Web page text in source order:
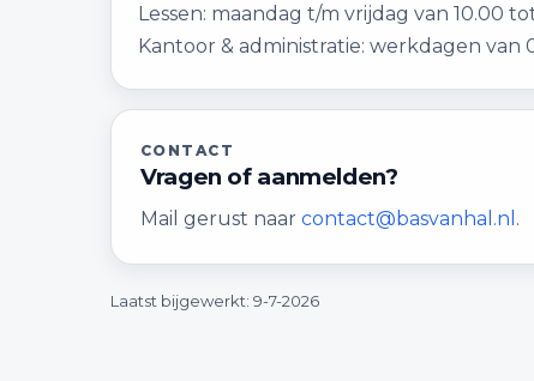
Lessen: maandag t/m vrijdag van 10.00
Kantoor & administratie: werkdagen van
CONTACT
Vragen of aanmelden?
Mail gerust naar contact@basvanhal.nl .
Laatst bijgewerkt: 9-7-2026